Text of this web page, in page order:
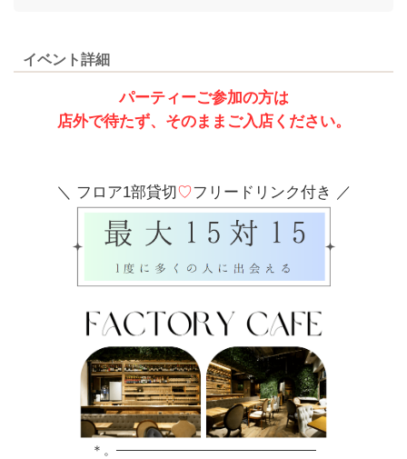
イベント詳細
パーティーご参加の方は
店外で待たず、そのままご入店ください。
＼ フロア1部貸切♡フリードリンク付き ／
＊。──────────────────────